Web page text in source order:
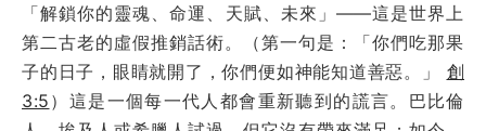
「解鎖你的靈魂、命運、天賦、未來」——這是世界上
第二古老的虛假推銷話術。（第一句是：「你們吃那果
子的日子，眼睛就開了，你們便如神能知道善惡。」 創
3:5 ）這是一個每一代人都會重新聽到的謊言。巴比倫